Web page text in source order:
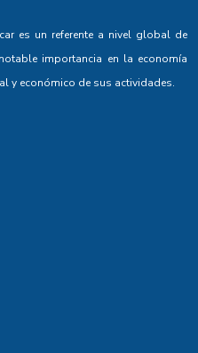
es un referente a nivel global de
importancia en la economía
y económico de sus actividades.